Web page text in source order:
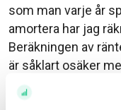
som man varje år
amortera har jag
Beräkningen av
är såklart osäker
tillbaka något de